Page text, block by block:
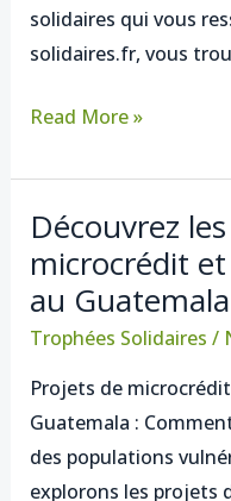
solidaires qui vous
solidaires.fr, vous
Read More »
Découvrez
microcrédit
au Guatemala
Trophées Solidaires /
Projets de
Guatemala :
des populations
explorons les projets
Découvrez
les
projets
de
et
de
santé